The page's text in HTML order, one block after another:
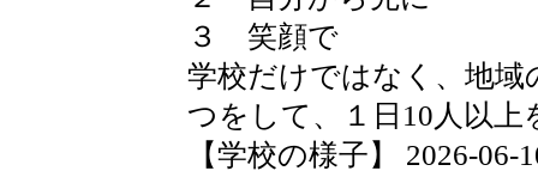
３ 笑顔で
学校だけではなく、地
つをして、１日10人以
【学校の様子】 2026-06-